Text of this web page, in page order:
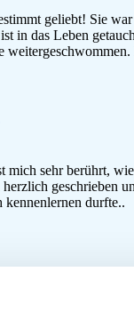
geliebt! Sie
in das Leben
mich sehr berührt,
geschrieben
kennenlernen durfte..